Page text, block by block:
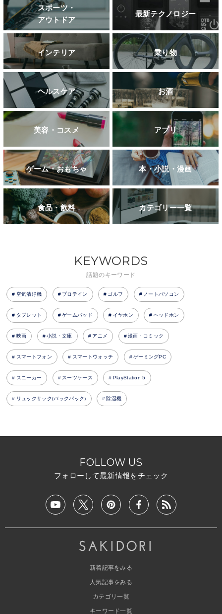
スポーツ・
アウトドア
最新テクノロジー
インテリア 乗り物
ヘルスケア お酒
美容・コスメ アプリ
ゲーム・おもちゃ 本・小説・漫画
食品・飲料 カテゴリー一覧
KEYWORDS
話題のキーワード
空気清浄機 プロテイン ゴルフ ノートパソコン
タブレット ゲームパッド イヤホン ヘッドホン
映画 小説・文庫 アニメ 漫画・コミック
スマートフォン スマートウォッチ ゲーミングPC
スニーカー スーツケース PlayStation 5
リュックサック(バックパック) 除湿機
FOLLOW US
フォローして最新情報をチェック
新着記事をみる
人気記事をみる
カテゴリ一覧
キーワード一覧